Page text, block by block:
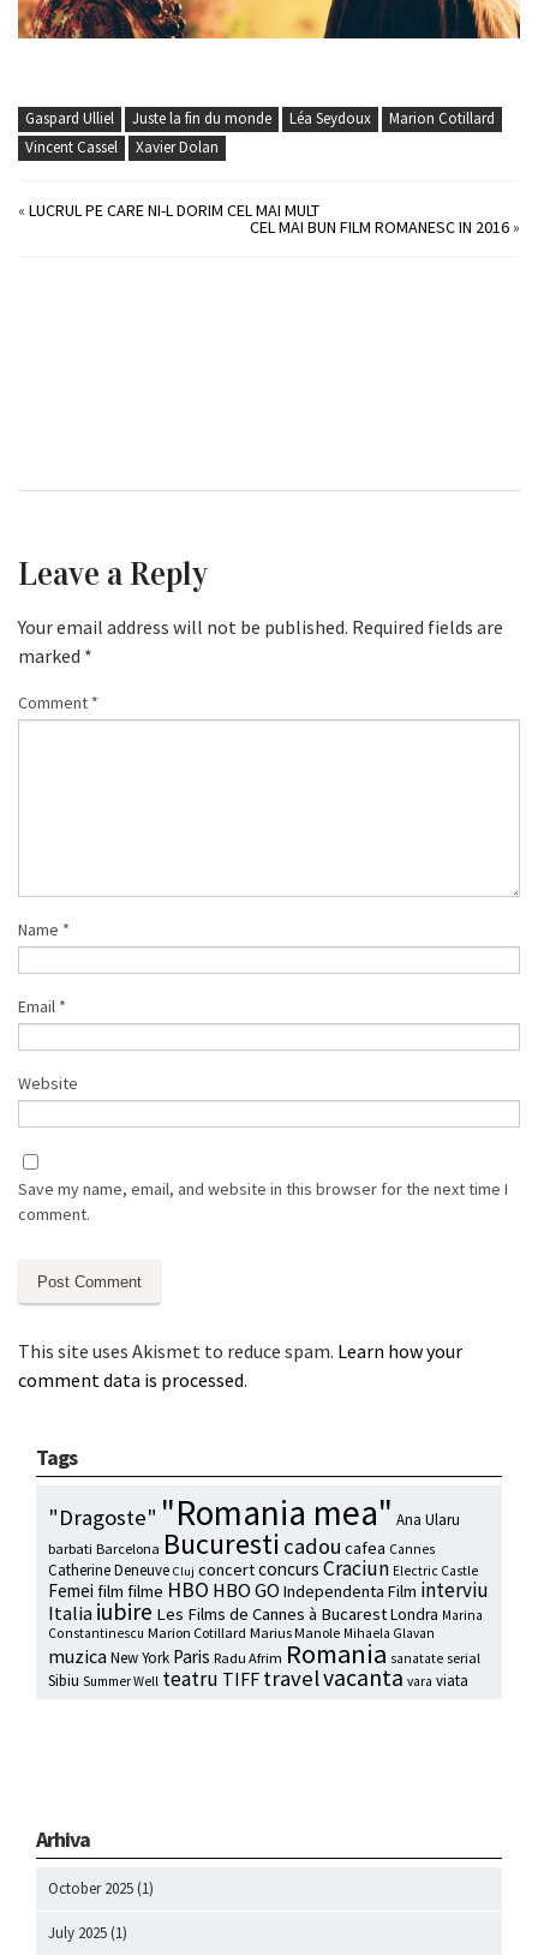
Gaspard Ulliel Juste la fin du monde Léa Seydoux
Marion Cotillard
Vincent Cassel
Xavier Dolan
«LUCRUL PE CARE NI-L DORIM CEL MAI MULT
CEL MAI BUN FILM ROMANESC IN 2016»
Leave a Reply
Your email address will not be published. Required fields are
marked *
Comment *
Name *
Email *
Website
Save my name, email, and website in this browser for the next time I
comment.
This site uses Akismet to reduce spam. Learn how your
comment data is processed.
Tags
"Dragoste" "Romania mea" Ana Ularu
barbati Barcelona Bucuresti cadou cafea Cannes
Catherine Deneuve Cluj concertconcurs Craciun Electric Castle
Femei film filme HBO HBO GO Independenta Film interviu
Italiaiubire Les Films de Cannes à BucarestLondra Marina
Constantinescu Marion Cotillard Marius Manole Mihaela Glavan
muzica New York Paris Radu Afrim Romania sanatate serial
Sibiu Summer Well teatru TIFF travelvacanta vara viata
Arhiva
October 2025 (1)
July 2025 (1)